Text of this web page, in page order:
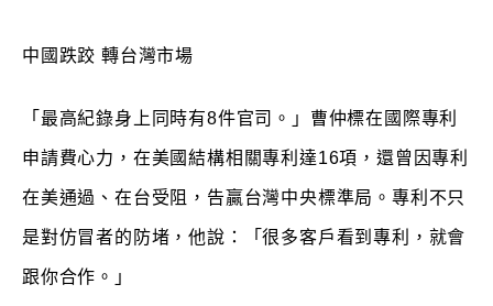
中國跌跤 轉台灣市場
「最高紀錄身上同時有8件官司。」曹仲標在國際專利
申請費心力，在美國結構相關專利達16項，還曾因專利
在美通過、在台受阻，告贏台灣中央標準局。專利不只
是對仿冒者的防堵，他說：「很多客戶看到專利，就會
跟你合作。」